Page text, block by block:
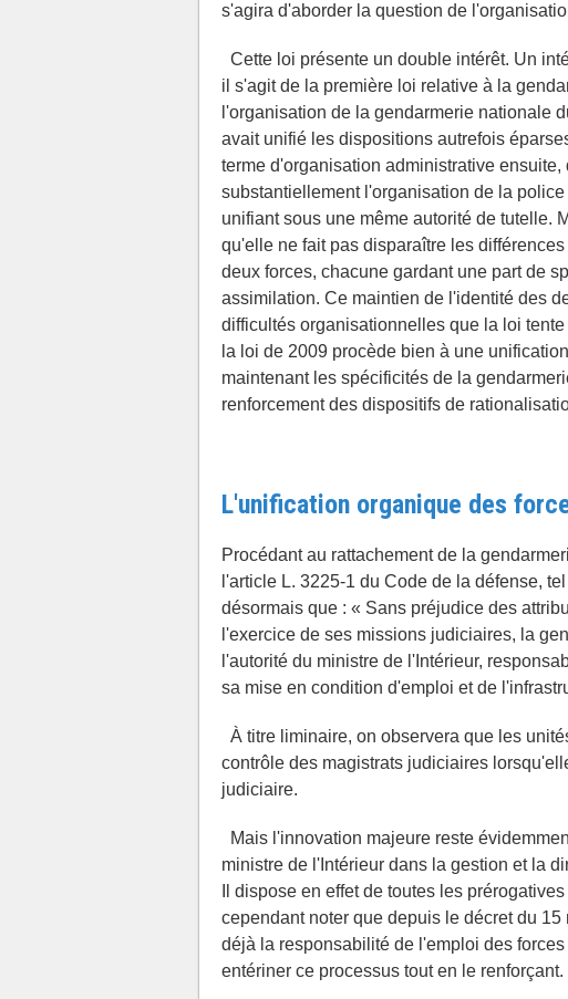
s'agira d'aborder la question de
Cette loi présente un double intérêt. Un
il s'agit de la première loi relative à la
l'organisation de la gendarmerie nationale
avait unifié les dispositions autrefois
terme d'organisation administrative
substantiellement l'organisation de la
unifiant sous une même autorité de tutelle.
qu'elle ne fait pas disparaître les
deux forces, chacune gardant une part de
assimilation. Ce maintien de l'identité des
difficultés organisationnelles que la loi
la loi de 2009 procède bien à une
maintenant les spécificités de la
renforcement des dispositifs de
L'unification organique des
Procédant au rattachement de la
l'article L. 3225-1 du Code de la défense,
désormais que : « Sans préjudice des
l'exercice de ses missions judiciaires, la
l'autorité du ministre de l'Intérieur,
sa mise en condition d'emploi et de
À titre liminaire, on observera que les
contrôle des magistrats judiciaires
judiciaire.
Mais l'innovation majeure reste
ministre de l'Intérieur dans la gestion et la
Il dispose en effet de toutes les
cependant noter que depuis le décret du
déjà la responsabilité de l'emploi des
entériner ce processus tout en le renforçant.